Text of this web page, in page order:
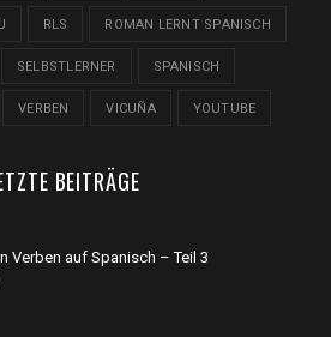
RLS ROMAN LERNT SPANISCH
SELBSTLERNER SPANISCH
VERBEN VICUÑA YOUTUBE
BEITRÄGE
Verben auf Spanisch – Teil 3